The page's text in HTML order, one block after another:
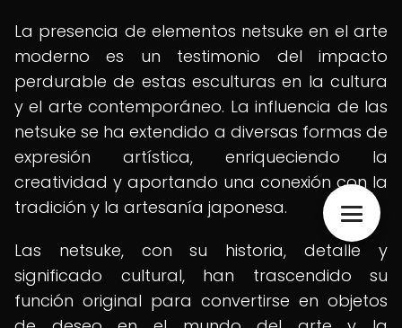
La presencia de elementos netsuke en el arte
moderno es un testimonio del impacto
perdurable de estas esculturas en la cultura
y el arte contemporáneo. La influencia de las
netsuke se ha extendido a diversas formas de
expresión artística, enriqueciendo la
creatividad y aportando una conexión con la
tradición y la artesanía japonesa.
Las netsuke, con su historia, detalle y
significado cultural, han trascendido su
función original para convertirse en objetos